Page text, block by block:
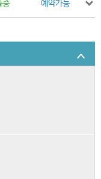
중 예약가능